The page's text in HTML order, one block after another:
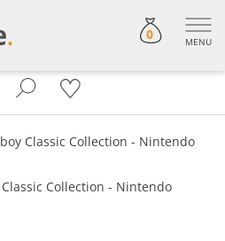
0 MENU
Classic Collection - Nintendo